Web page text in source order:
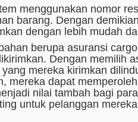
menggunakan nomor
barang. Dengan
dengan lebih mudah
berupa asuransi
Dengan memilih
mereka kirimkan
mereka dapat
nilai tambah bagi
untuk pelanggan